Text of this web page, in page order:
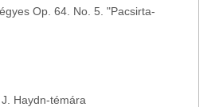
Op. 64. No. 5. "Pacsirta-
Haydn-témára